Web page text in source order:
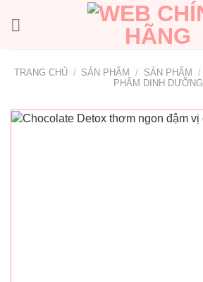
qua
TRANG CHỦ / SẢN PHẨM / SẢN PHẨM /
PHẨM DINH DƯỠNG